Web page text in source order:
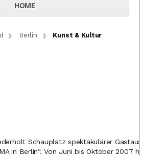
HOME
Berlin Kunst & Kultur
Schauplatz spektakulärer
in Berlin“. Von Juni bis Oktober 2007